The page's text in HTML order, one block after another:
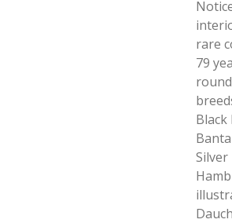
rare
79
Black
Silver